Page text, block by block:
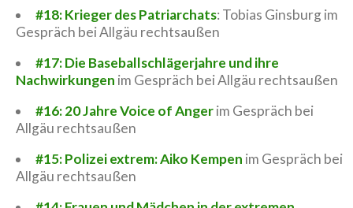
#18: Krieger des Patriarchats: Tobias Ginsburg im
Gespräch bei Allgäu rechtsaußen
#17: Die Baseballschlägerjahre und ihre
Nachwirkungen im Gespräch bei Allgäu rechtsaußen
#16: 20 Jahre Voice of Angerim Gespräch bei
Allgäu rechtsaußen
#15: Polizei extrem: Aiko Kempen im Gespräch bei
Allgäu rechtsaußen